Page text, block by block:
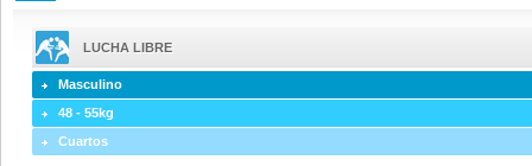
LUCHA LIBRE
Masculino
48 - 55kg
Cuartos